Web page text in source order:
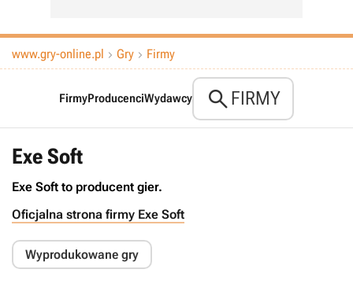
www.gry-online.pl  Gry  Firmy
FirmyProducenciWydawcy FIRMY
Exe Soft
Exe Soft to producent gier.
Oficjalna strona firmy Exe Soft
Wyprodukowane gry